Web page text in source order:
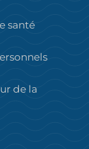
santé
de la